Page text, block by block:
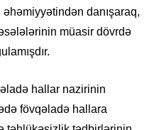
danışaraq,
müasir dövrdə
hallar nazirinin
fövqəladə hallara